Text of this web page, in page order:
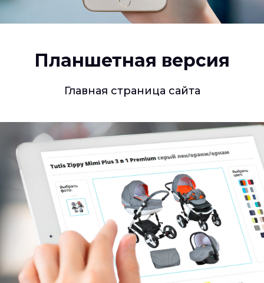
Планшетная версия
Главная страница сайта